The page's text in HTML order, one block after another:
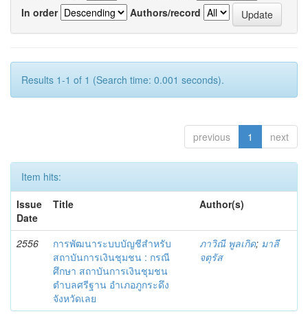
In order
Authors/record
Results 1-1 of 1 (Search time: 0.001 seconds).
previous 1 next
Item hits:
Issue
Date
Title Author(s)
2556
การพัฒนาระบบบัญชีสำหรับ
สถาบันการเงินชุมชน : กรณี
ศึกษา สถาบันการเงินชุมชน
ตำบลศรีฐาน อำเภอภูกระดึง
จังหวัดเลย
ภาวิณี พูลเกิด; มาลี
จตุรัส